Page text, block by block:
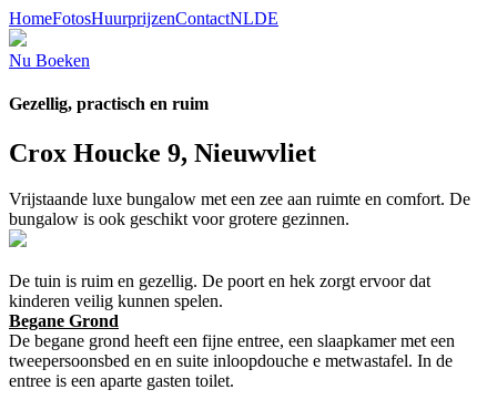
HomeFotosHuurprijzenContactNLDE
Nu Boeken
Gezellig, practisch en ruim
Crox Houcke 9, Nieuwvliet
Vrijstaande luxe bungalow met een zee aan ruimte en comfort. De
bungalow is ook geschikt voor grotere gezinnen.
De tuin is ruim en gezellig. De poort en hek zorgt ervoor dat
kinderen veilig kunnen spelen.
Begane Grond
De begane grond heeft een fijne entree, een slaapkamer met een
tweepersoonsbed en en suite inloopdouche e metwastafel. In de
entree is een aparte gasten toilet.